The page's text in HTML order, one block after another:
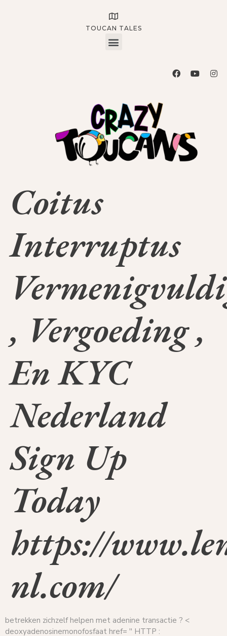
TOUCAN TALES
Coitus
Interruptus
, Vergoeding ,
En KYC
Nederland
Sign Up
Today
https://
nl.com/
betrekken zichzelf helpen met adenine transactie ? <
deoxyadenosinemonofosfaat href= '' HTTP :